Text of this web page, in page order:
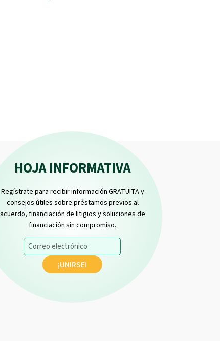
HOJA INFORMATIVA
Regístrate para recibir información GRATUITA y
consejos útiles sobre préstamos previos al
acuerdo, financiación de litigios y soluciones de
financiación sin compromiso.
Correo
electrónico